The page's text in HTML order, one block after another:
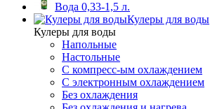
Вода 0,33-1,5 л.
Кулеры для воды
Кулеры для воды
Напольные
Настольные
С компресс-ым охлаждением
С электронным охлаждением
Без охлаждения